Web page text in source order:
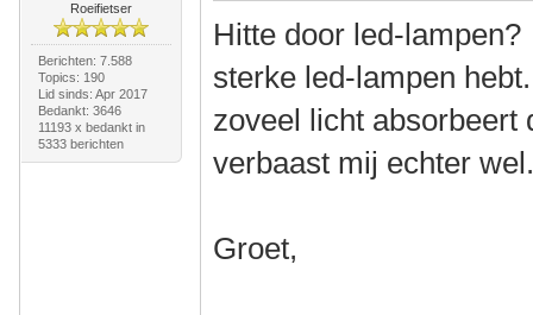
Roeifietser
Berichten: 7.588
Topics: 190
Lid sinds: Apr 2017
Bedankt: 3646
11193 x bedankt in
5333 berichten
Hitte door led-
sterke led-lampen
zoveel licht absorbeert
verbaast mij echter
Groet,